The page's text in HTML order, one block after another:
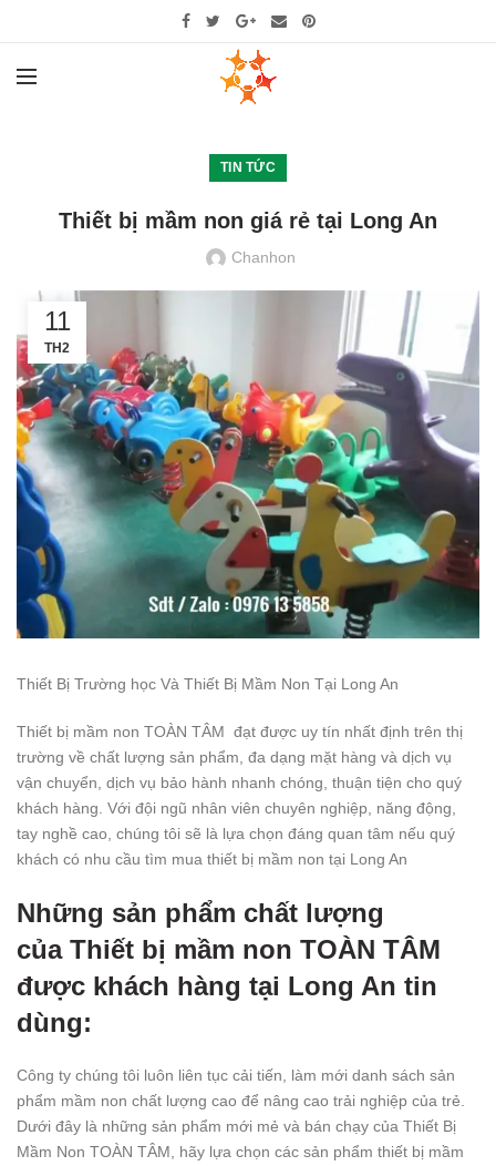
TIN TỨC
Thiết bị mầm non giá rẻ tại Long An
Chanhon
11
TH2
Thiết Bị Trường học Và Thiết Bị Mầm Non Tại Long An
Thiết bị mầm non TOÀN TÂM đạt được uy tín nhất định trên thị
trường về chất lượng sản phẩm, đa dạng mặt hàng và dịch vụ
vận chuyển, dịch vụ bảo hành nhanh chóng, thuận tiện cho quý
khách hàng. Với đội ngũ nhân viên chuyên nghiệp, năng động,
tay nghề cao, chúng tôi sẽ là lựa chọn đáng quan tâm nếu quý
khách có nhu cầu tìm mua thiết bị mầm non tại Long An
Những sản phẩm chất lượng
của Thiết bị mầm non TOÀN TÂM
được khách hàng tại Long An tin
dùng:
Công ty chúng tôi luôn liên tục cải tiến, làm mới danh sách sản
phẩm mầm non chất lượng cao để nâng cao trải nghiệp của trẻ.
Dưới đây là những sản phẩm mới mẻ và bán chạy của Thiết Bị
Mầm Non TOÀN TÂM, hãy lựa chọn các sản phẩm thiết bị mầm